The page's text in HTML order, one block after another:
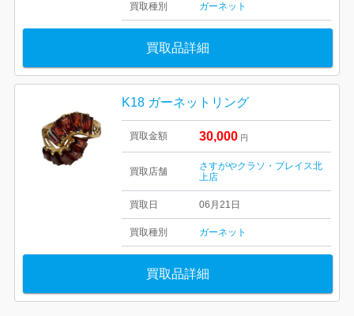
買取種別 ガーネット
買取品詳細
K18 ガーネットリング
買取金額 30,000 円
買取店舗
さすがやクラソ・プレイス北
上店
買取日 06月21日
買取種別 ガーネット
買取品詳細